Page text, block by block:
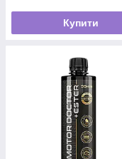
Купити